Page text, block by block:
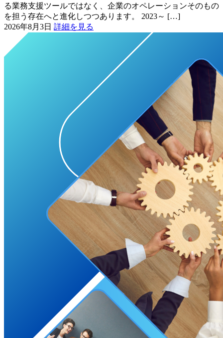
る業務支援ツールではなく、企業のオペレーションそのもの
を担う存在へと進化しつつあります。 2023～ […]
2026年8月3日 詳細を見る